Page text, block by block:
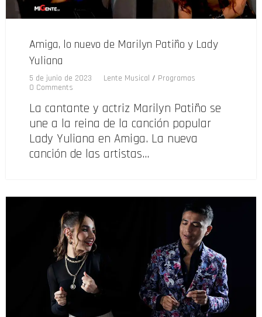
Amiga, lo nuevo de Marilyn Patiño y Lady
Yuliana
5 de junio de 2023 Lente Musical / Programas
0 Comments
La cantante y actriz Marilyn Patiño se
une a la reina de la canción popular
Lady Yuliana en Amiga. La nueva
canción de las artistas…